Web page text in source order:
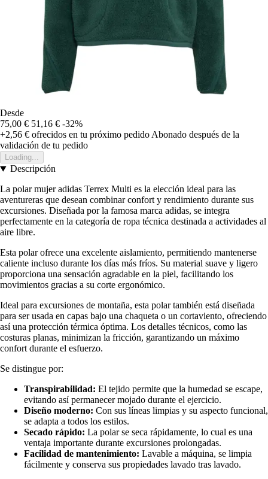
Desde
75,00 € 51,16 € -32%
+2,56 € ofrecidos en tu próximo pedidoAbonado después de la
validación de tu pedido
Loading...
Descripción
La polar mujer adidas Terrex Multi es la elección ideal para las
aventureras que desean combinar confort y rendimiento durante sus
excursiones. Diseñada por la famosa marca adidas, se integra
perfectamente en la categoría de ropa técnica destinada a actividades al
aire libre.
Esta polar ofrece una excelente aislamiento, permitiendo mantenerse
caliente incluso durante los días más fríos. Su material suave y ligero
proporciona una sensación agradable en la piel, facilitando los
movimientos gracias a su corte ergonómico.
Ideal para excursiones de montaña, esta polar también está diseñada
para ser usada en capas bajo una chaqueta o un cortaviento, ofreciendo
así una protección térmica óptima. Los detalles técnicos, como las
costuras planas, minimizan la fricción, garantizando un máximo
confort durante el esfuerzo.
Se distingue por:
Transpirabilidad: El tejido permite que la humedad se escape,
evitando así permanecer mojado durante el ejercicio.
Diseño moderno: Con sus líneas limpias y su aspecto funcional,
se adapta a todos los estilos.
Secado rápido: La polar se seca rápidamente, lo cual es una
ventaja importante durante excursiones prolongadas.
Facilidad de mantenimiento: Lavable a máquina, se limpia
fácilmente y conserva sus propiedades lavado tras lavado.